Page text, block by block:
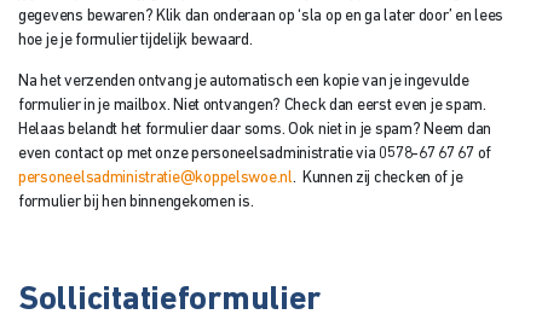
gegevens bewaren? Klik dan onderaan op ‘sla op en ga later door’ en lees
hoe je je formulier tijdelijk bewaard.
Na het verzenden ontvang je automatisch een kopie van je ingevulde
formulier in je mailbox. Niet ontvangen? Check dan eerst even je spam.
Helaas belandt het formulier daar soms. Ook niet in je spam? Neem dan
even contact op met onze personeelsadministratie via 0578-67 67 67 of
personeelsadministratie@koppelswoe.nl. Kunnen zij checken of je
formulier bij hen binnengekomen is.
Sollicitatieformulier